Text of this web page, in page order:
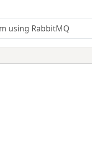
using RabbitMQ